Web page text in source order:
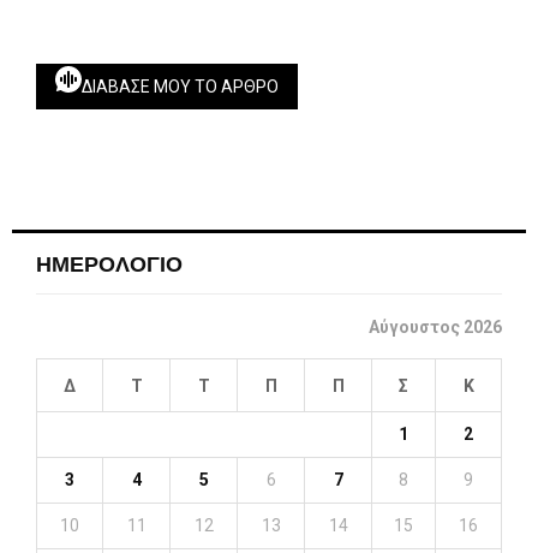
ΔΙΆΒΑΣΕ ΜΟΥ ΤΟ ΆΡΘΡΟ
ΗΜΕΡΟΛΟΓΙΟ
Αύγουστος 2026
Δ Τ Τ Π Π Σ Κ
1 2
3 4 5 6 7 8 9
10 11 12 13 14 15 16